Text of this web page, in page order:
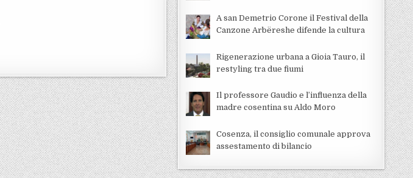
A san Demetrio Corone il Festival della
Canzone Arbëreshe difende la cultura
Rigenerazione urbana a Gioia Tauro, il
restyling tra due fiumi
Il professore Gaudio e l’influenza della
madre cosentina su Aldo Moro
Cosenza, il consiglio comunale approva
assestamento di bilancio